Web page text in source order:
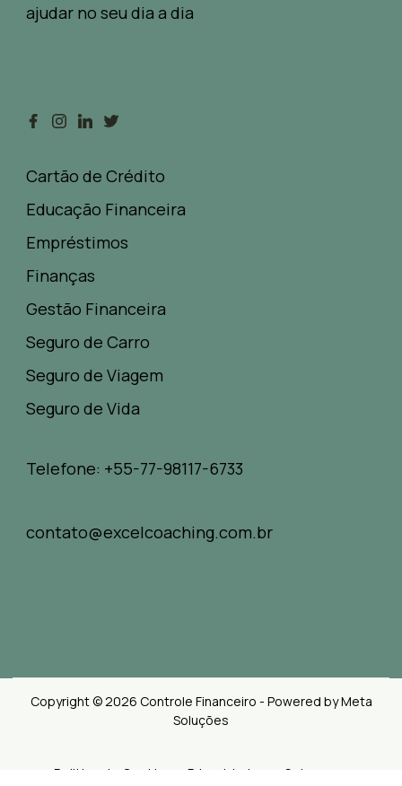
ajudar no seu dia a dia
Cartão de Crédito
Educação Financeira
Empréstimos
Finanças
Gestão Financeira
Seguro de Carro
Seguro de Viagem
Seguro de Vida
Telefone: +55-77-98117-6733
contato@excelcoaching.com.br
Copyright © 2026 Controle Financeiro - Powered by Meta
Soluções
Politica de Cookies e Privacidades Sobre nos